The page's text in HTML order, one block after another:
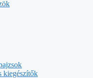
kiegészítők